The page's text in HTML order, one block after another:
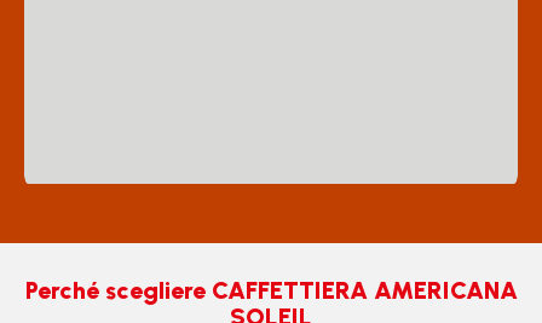
Perché scegliere CAFFETTIERA AMERICANA
SOLEIL